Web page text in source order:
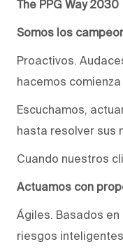
The PPG Way 2030
Somos los
Proactivos.
hacemos
Escuchamos,
hasta resolver sus
Cuando nuestros
Actuamos con
Ágiles. Basados
riesgos